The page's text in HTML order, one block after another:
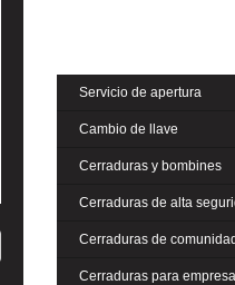
Servicio de apertura
Cambio de llave
Cerraduras y bombines
Cerraduras de alta
Cerraduras de
Cerraduras para